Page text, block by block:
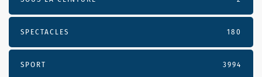
SPECTACLES 180
SPORT 3994